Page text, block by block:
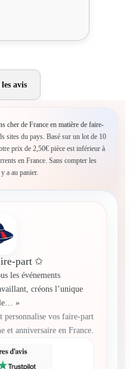
avis
cher de France en matière de faire-
sites du pays. Basé sur un lot de 10
prix de 2,50€ pièce est inférieur à
en France. Sans compter les
a au panier.
part ✩
les événements
créons l’unique
»
personnalise vos faire-part
et anniversaire en France.